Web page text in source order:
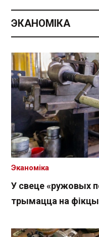
ЭКАНОМІКА
У свеце «ружовых
трымацца на
Эканоміка